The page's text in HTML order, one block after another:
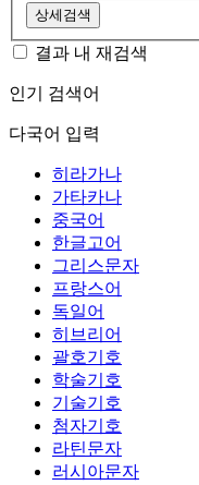
상세검색
결과 내 재검색
인기 검색어
다국어 입력
히라가나
가타카나
중국어
한글고어
그리스문자
프랑스어
독일어
히브리어
괄호기호
학술기호
기술기호
첨자기호
라틴문자
러시아문자